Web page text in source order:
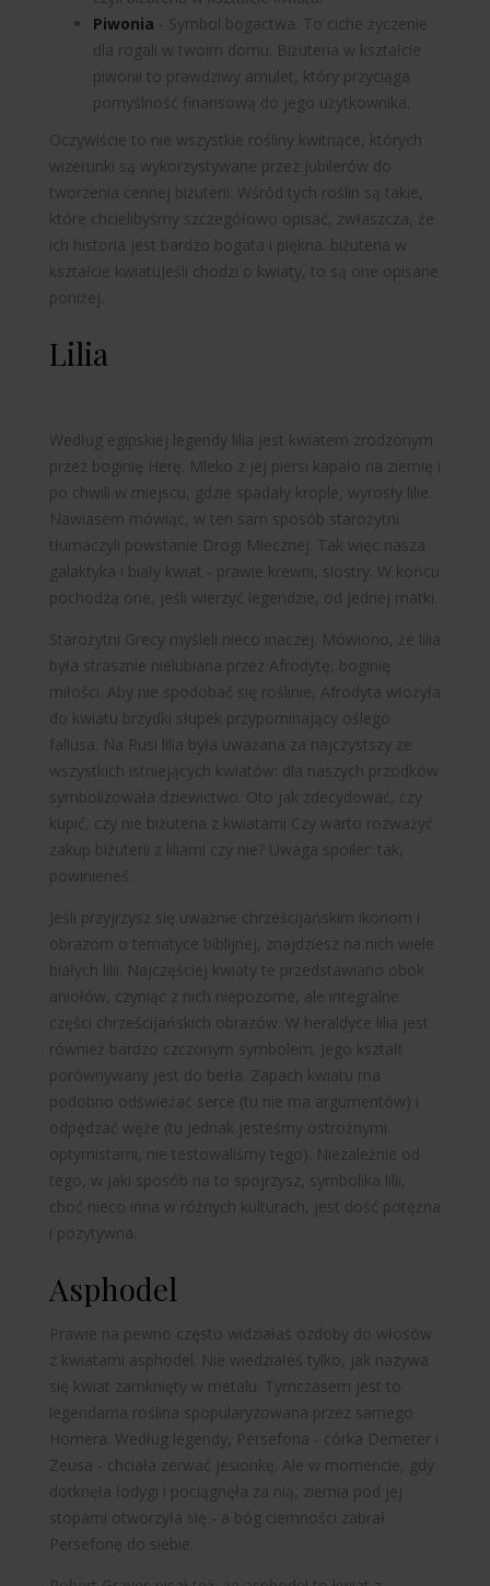
Piwonia - Symbol bogactwa. To ciche życzenie
dla rogali w twoim domu. Biżuteria w kształcie
piwonii to prawdziwy amulet, który przyciąga
pomyślność finansową do jego użytkownika.
Oczywiście to nie wszystkie rośliny kwitnące, których
wizerunki są wykorzystywane przez jubilerów do
tworzenia cennej biżuterii. Wśród tych roślin są takie,
które chcielibyśmy szczegółowo opisać, zwłaszcza, że
ich historia jest bardzo bogata i piękna. biżuteria w
kształcie kwiatuJeśli chodzi o kwiaty, to są one opisane
poniżej.
Lilia
Według egipskiej legendy lilia jest kwiatem zrodzonym
przez boginię Herę. Mleko z jej piersi kapało na ziemię i
po chwili w miejscu, gdzie spadały krople, wyrosły lilie.
Nawiasem mówiąc, w ten sam sposób starożytni
tłumaczyli powstanie Drogi Mlecznej. Tak więc nasza
galaktyka i biały kwiat - prawie krewni, siostry. W końcu
pochodzą one, jeśli wierzyć legendzie, od jednej matki.
Starożytni Grecy myśleli nieco inaczej. Mówiono, że lilia
była strasznie nielubiana przez Afrodytę, boginię
miłości. Aby nie spodobać się roślinie, Afrodyta włożyła
do kwiatu brzydki słupek przypominający oślego
fallusa. Na Rusi lilia była uważana za najczystszy ze
wszystkich istniejących kwiatów: dla naszych przodków
symbolizowała dziewictwo. Oto jak zdecydować, czy
kupić, czy nie biżuteria z kwiatami Czy warto rozważyć
zakup biżuterii z liliami czy nie? Uwaga spoiler: tak,
powinieneś.
Jeśli przyjrzysz się uważnie chrześcijańskim ikonom i
obrazom o tematyce biblijnej, znajdziesz na nich wiele
białych lilii. Najczęściej kwiaty te przedstawiano obok
aniołów, czyniąc z nich niepozorne, ale integralne
części chrześcijańskich obrazów. W heraldyce lilia jest
również bardzo czczonym symbolem. Jego kształt
porównywany jest do berła. Zapach kwiatu ma
podobno odświeżać serce (tu nie ma argumentów) i
odpędzać węże (tu jednak jesteśmy ostrożnymi
optymistami, nie testowaliśmy tego). Niezależnie od
tego, w jaki sposób na to spojrzysz, symbolika lilii,
choć nieco inna w różnych kulturach, jest dość potężna
i pozytywna.
Asphodel
Prawie na pewno często widziałaś ozdoby do włosów
z kwiatami asphodel. Nie wiedziałeś tylko, jak nazywa
się kwiat zamknięty w metalu. Tymczasem jest to
legendarna roślina spopularyzowana przez samego
Homera. Według legendy, Persefona - córka Demeter i
Zeusa - chciała zerwać jesionkę. Ale w momencie, gdy
dotknęła łodygi i pociągnęła za nią, ziemia pod jej
stopami otworzyła się - a bóg ciemności zabrał
Persefonę do siebie.